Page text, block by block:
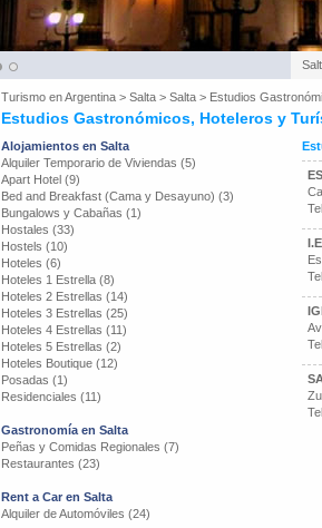
Turismo enArgentina > Salta > Salta > Estudios
Estudios Gastronómicos, Hoteleros y
Alojamientos en Salta
Alquiler Temporario de Viviendas (5)
Apart Hotel (9)
Bed and Breakfast (Cama y Desayuno) (3)
Bungalows y Cabañas (1)
Hostales (33)
Hostels (10)
Hoteles (6)
Hoteles 1 Estrella (8)
Hoteles 2 Estrellas (14)
Hoteles 3 Estrellas (25)
Hoteles 4 Estrellas (11)
Hoteles 5 Estrellas (2)
Hoteles Boutique (12)
Posadas (1)
Residenciales (11)
Gastronomía en Salta
Peñas y Comidas Regionales (7)
Restaurantes (23)
Rent a Car en Salta
Alquiler de Automóviles (24)